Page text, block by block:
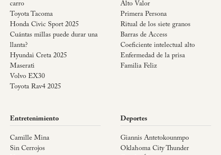
carro
Toyota Tacoma
Honda Civic Sport 2025
Cuántas millas puede durar una
llanta?
Hyundai Creta 2025
Maserati
Volvo EX30
Toyota Rav4 2025
Alto Valor
Primera Persona
Ritual de los siete granos
Barras de Access
Coeficiente intelectual alto
Enfermedad de la prisa
Familia Feliz
Entretenimiento
Camille Mina
Sin Cerrojos
Deportes
Giannis Antetokounmpo
Oklahoma City Thunder